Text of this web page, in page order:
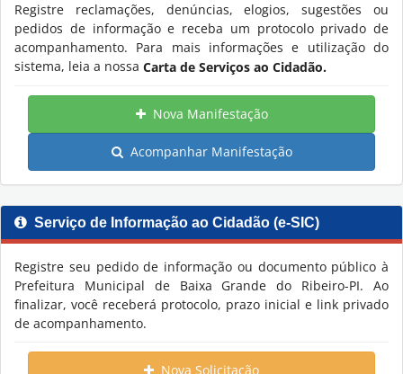
Transparência
Saúde
FAQ - Perguntas Frequentes
Registre reclamações, denúncias, elogios, sugestões ou
pedidos de informação e receba um protocolo privado de
acompanhamento. Para mais informações e utilização do
sistema, leia a nossa Carta de Serviços ao Cidadão.
Nova Manifestação
Acompanhar Manifestação
Serviço de Informação ao Cidadão (e-SIC)
Registre seu pedido de informação ou documento público à
Prefeitura Municipal de Baixa Grande do Ribeiro-PI. Ao
finalizar, você receberá protocolo, prazo inicial e link privado
de acompanhamento.
Nova Solicitação